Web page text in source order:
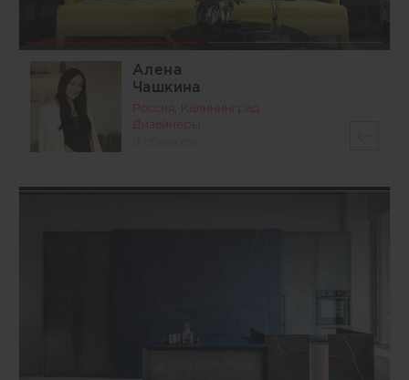
Алена
Чашкина
Россия, Калининград
Дизайнеры